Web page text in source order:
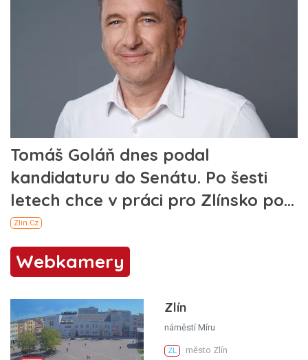
Webkamery
Zlín
náměstí Míru
ZL město Zlín